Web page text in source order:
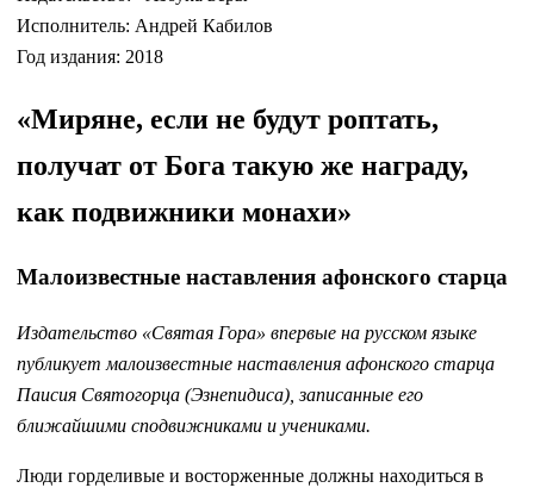
Исполнитель: Андрей Кабилов
Год издания: 2018
«Миряне, если не будут роптать,
получат от Бога такую же награду,
как подвижники монахи»
Малоизвестные наставления афонского старца
Издательство «Святая Гора» впервые на русском языке
публикует малоизвестные наставления афонского старца
Паисия Святогорца (Эзнепидиса), записанные его
ближайшими сподвижниками и учениками.
Люди горделивые и восторженные должны находиться в